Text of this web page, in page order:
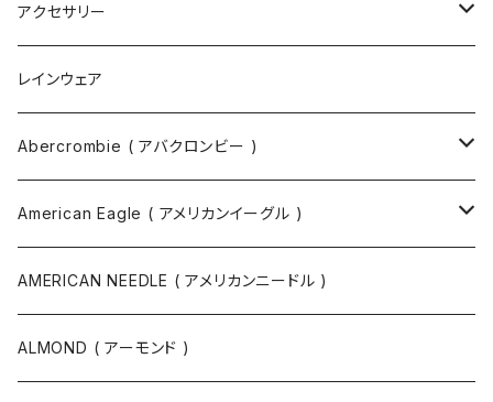
トートバッグ
ボディバッグ
バックパック
ツールバッグ
ボディバッグ・ヒップバッグ
ボストンバッグ / 旅行バッグ
アクセサリー
ネックレス
指輪
バングル
サングラス
マスク
レインウェア
Abercrombie ( アバクロンビー )
スウェット
カットソー
ニット
American Eagle ( アメリカンイーグル )
ニット
スウェット
AMERICAN NEEDLE ( アメリカンニードル )
ALMOND ( アーモンド )